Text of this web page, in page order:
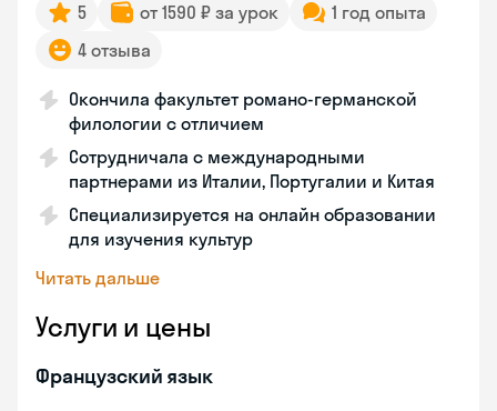
5 от 1590 ₽ за урок
1 год опыта
4 отзыва
Окончила факультет романо-германской
филологии с отличием
Сотрудничала с международными
партнерами из Италии, Португалии и Китая
Специализируется на онлайн образовании
для изучения культур
Читать дальше
Услуги и цены
Французский язык